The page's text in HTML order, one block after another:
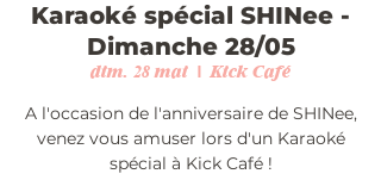
Karaoké spécial SHINee -
Dimanche 28/05
dim. 28 mai
  |
Kick Café
A l'occasion de l'anniversaire de SHINee,
venez vous amuser lors d'un Karaoké
spécial à Kick Café !